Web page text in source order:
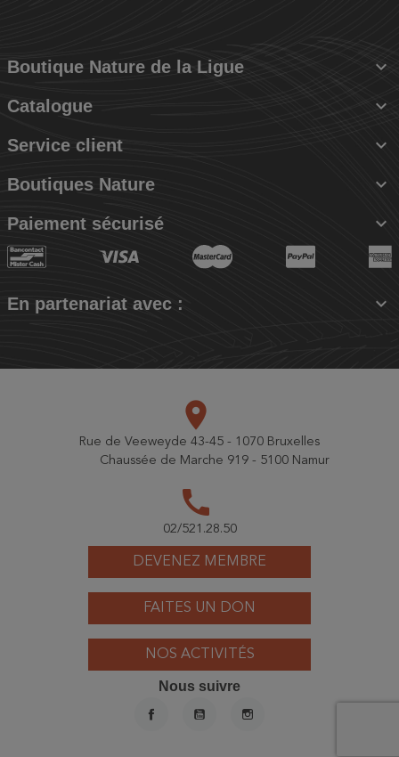
Boutique Nature de la Ligue 
Catalogue 
Service client 
Boutiques Nature 
Paiement sécurisé 
En partenariat avec : 
DEVENEZ MEMBRE
FAITES UN DON
NOS ACTIVITÉS
place
Rue de Veeweyde 43-45 - 1070 Bruxelles
Chaussée de Marche 919 - 5100 Namur
call
02/521.28.50
Nous suivre